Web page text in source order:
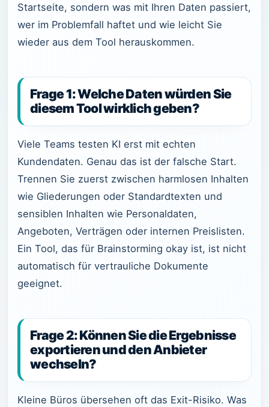
Startseite, sondern was mit Ihren Daten passiert,
wer im Problemfall haftet und wie leicht Sie
wieder aus dem Tool herauskommen.
Frage 1: Welche Daten würden Sie
diesem Tool wirklich geben?
Viele Teams testen KI erst mit echten
Kundendaten. Genau das ist der falsche Start.
Trennen Sie zuerst zwischen harmlosen Inhalten
wie Gliederungen oder Standardtexten und
sensiblen Inhalten wie Personaldaten,
Angeboten, Verträgen oder internen Preislisten.
Ein Tool, das für Brainstorming okay ist, ist nicht
automatisch für vertrauliche Dokumente
geeignet.
Frage 2: Können Sie die Ergebnisse
exportieren und den Anbieter
wechseln?
Kleine Büros übersehen oft das Exit-Risiko. Was